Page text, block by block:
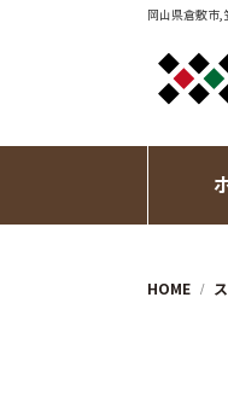
岡山県倉敷市,
HOME